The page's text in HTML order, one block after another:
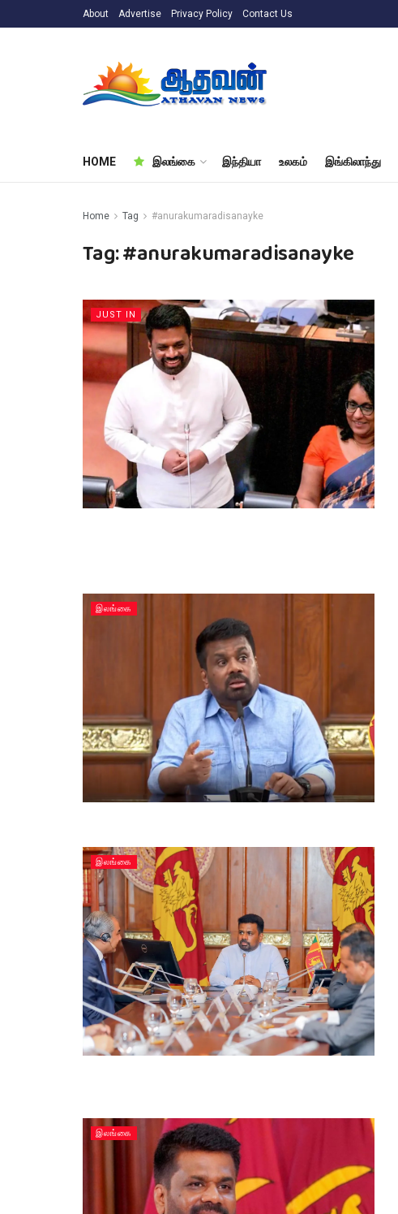
About Advertise Privacy Policy Contact Us
HOME இலங்கை இந்தியா உலகம் இங்கிலாந்து
Home Tag #anurakumaradisanayke
Tag:#anurakumaradisanayke
JUST IN
இலங்கை
இலங்கை
இலங்கை